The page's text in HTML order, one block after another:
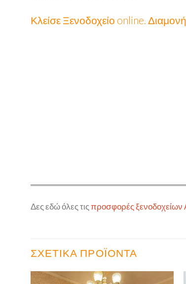
Κλείσε Ξενοδοχείο online.
Δες εδώ όλες τιςπροσφορές ξενοδοχείων
ΣΧΕΤΙΚΆ ΠΡΟΪΌΝΤΑ